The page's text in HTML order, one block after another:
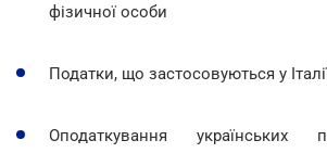
фізичної особи
Податки, що застосовуються у
Оподаткування українських